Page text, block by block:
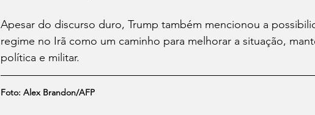
Apesar do discurso duro, Trump também mencionou a
regime no Irã como um caminho para melhorar a situação,
política e militar.
Foto: Alex Brandon/AFP